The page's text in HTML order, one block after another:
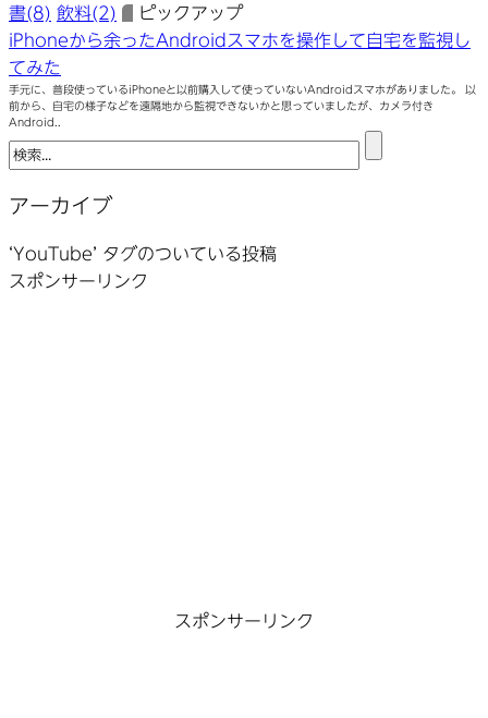
書(8) 飲料(2)
ピックアップ
iPhoneから余ったAndroidスマホを操作して自宅を監視し
てみた
手元に、普段使っているiPhoneと以前購入して使っていないAndroidスマホがありました。 以
前から、自宅の様子などを遠隔地から監視できないかと思っていましたが、カメラ付き
Android..
アーカイブ
‘YouTube’ タグのついている投稿
スポンサーリンク
スポンサーリンク